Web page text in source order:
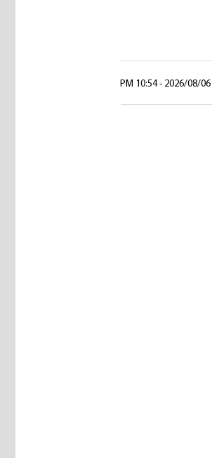
2026/08/06 - 10:54 PM